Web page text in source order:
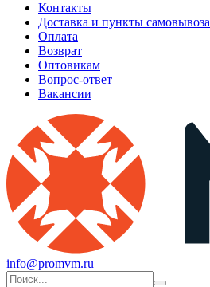
Контакты
Доставка и пункты самовывоза
Оплата
Возврат
Оптовикам
Вопрос-ответ
Вакансии
info@promvm.ru